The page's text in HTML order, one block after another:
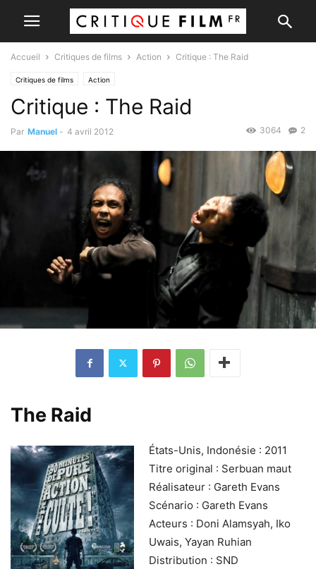
Accueil Critiques de films Action Critique : The Raid
Critiques de films Action
Critique : The Raid
Par Manuel - 4 avril 2012 2
3064
The Raid
États-Unis, Indonésie : 2011
Titre original : Serbuan maut
Réalisateur : Gareth Evans
Scénario : Gareth Evans
Acteurs : Doni Alamsyah, Iko
Uwais, Yayan Ruhian
Distribution : SND